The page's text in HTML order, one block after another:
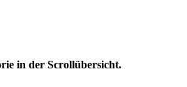
in der Scrollübersicht.